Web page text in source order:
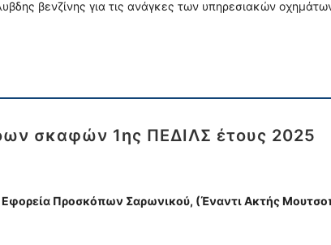
βενζίνης για τις ανάγκες των υπηρεσιακών
σκαφών 1ης ΠΕΔΙΛΣ έτους 2025
Εφορεία Προσκόπων Σαρωνικού, (Έναντι Ακτής